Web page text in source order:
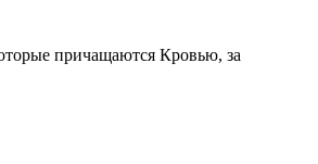
причащаются Кровью, за